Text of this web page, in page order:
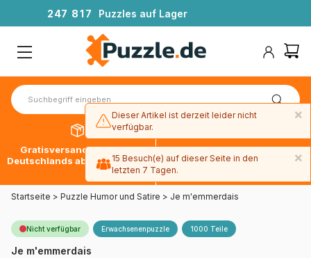
247 81 7 Puzzles auf Lager
Gratisversand innerhalb
Deutschlands ab 49 € mit DPD
30 Tage später bezahlen
mit Paypal
Startseite > Puzzle Humor und Satire > Je m'emmerdais
Nicht verfügbar Erwachsenenpuzzle 1000 Teile
Je m'emmerdais
×
Dieser Artikel ist derzeit leider nicht
verfügbar.
×
15 Besuch(e) auf dieser Seite in den
letzten 7 Tagen.